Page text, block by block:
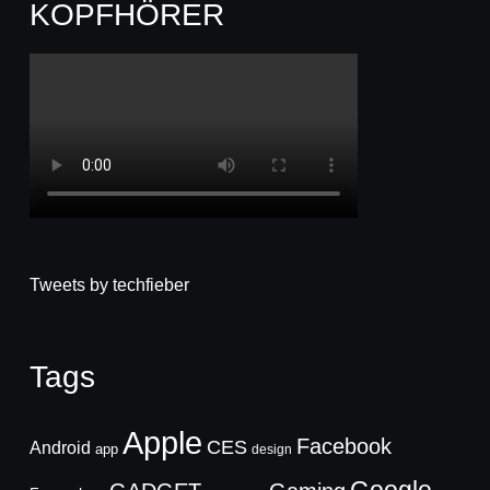
KOPFHÖRER
Tweets by techfieber
Tags
Android app Apple CES design Facebook